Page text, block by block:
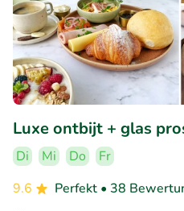
Luxe ontbijt + glas
Di Mi Do
Fr
9.6
Perfekt • 38